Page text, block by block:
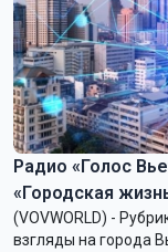
Радио «Голос
«Городская
(VOVWORLD) -
взгляды на города